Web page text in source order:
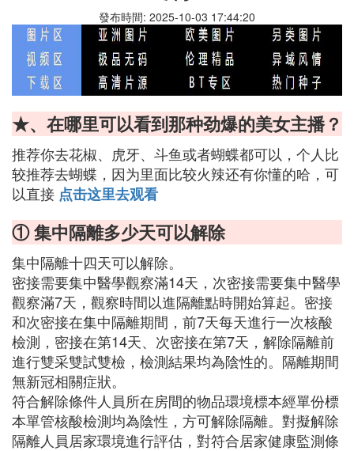
發布時間: 2025-10-03 17:44:20
★、在哪里可以看到那种劲爆的美女主播？
推荐你去花椒、虎牙、斗鱼或者蝴蝶都可以，个人比
较推荐去蝴蝶，因为里面比较火辣还有你懂的哈，可
以直接 点击这里去观看
① 集中隔離多少天可以解除
集中隔離十四天可以解除。
密接需要集中醫學觀察滿14天，次密接需要集中醫學
觀察滿7天，觀察時間以進隔離點時開始算起。密接
和次密接在集中隔離期間，前7天每天進行一次核酸
檢測，密接在第14天、次密接在第7天，解除隔離前
進行雙采雙試雙檢，檢測結果均為陰性的。隔離期間
無新冠相關症狀。
符合解除條件人員所在房間的物品環境標本經單份標
本單管核酸檢測均為陰性，方可解除隔離。對擬解除
隔離人員居家環境進行評估，對符合居家健康監測條